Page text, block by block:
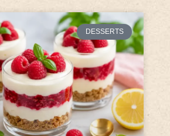
DESSERTS